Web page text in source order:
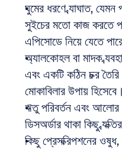
ঘুমের ধরণে ব্যাঘাত, যেমন
সুইচের মতো কাজ করতে
এপিসোডে নিয়ে যেতে
অ্যালকোহল বা মাদক
এবং একটি কঠিন চক্র
মোকাবিলার উপায় হিসেবে।
ঋতু পরিবর্তন এবং আলোর
ডিসঅর্ডার থাকা কিছু
কিছু প্রেসক্রিপশনের ওষুধ,